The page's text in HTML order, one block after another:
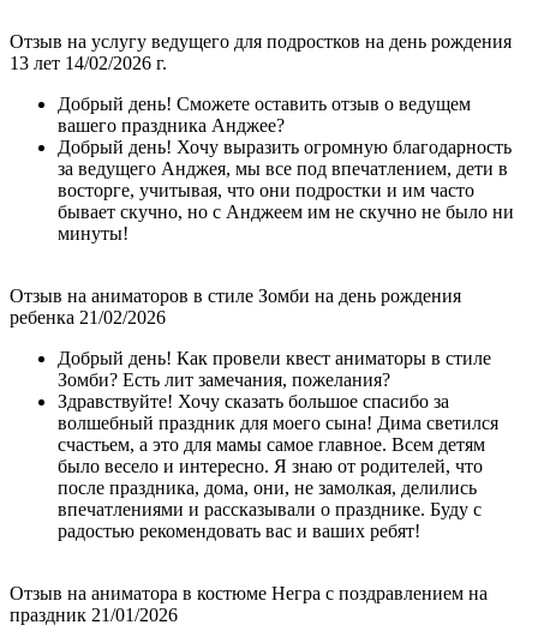
Отзыв на услугу ведущего для подростков на день рождения
13 лет 14/02/2026 г.
Добрый день! Сможете оставить отзыв о ведущем
вашего праздника Анджее?
Добрый день! Хочу выразить огромную благодарность
за ведущего Анджея, мы все под впечатлением, дети в
восторге, учитывая, что они подростки и им часто
бывает скучно, но с Анджеем им не скучно не было ни
минуты!
Отзыв на аниматоров в стиле Зомби на день рождения
ребенка 21/02/2026
Добрый день! Как провели квест аниматоры в стиле
Зомби? Есть лит замечания, пожелания?
Здравствуйте! Хочу сказать большое спасибо за
волшебный праздник для моего сына! Дима светился
счастьем, а это для мамы самое главное. Всем детям
было весело и интересно. Я знаю от родителей, что
после праздника, дома, они, не замолкая, делились
впечатлениями и рассказывали о празднике. Буду с
радостью рекомендовать вас и ваших ребят!
Отзыв на аниматора в костюме Негра с поздравлением на
праздник 21/01/2026